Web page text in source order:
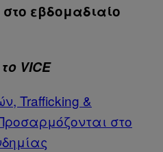
εβδομαδιαίο
VICE
Trafficking &
στο